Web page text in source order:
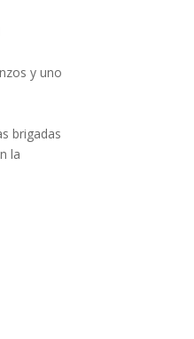
y uno
brigadas
la